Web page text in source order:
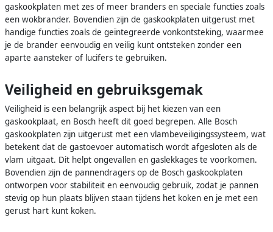
gaskookplaten met zes of meer branders en speciale functies zoals
een wokbrander. Bovendien zijn de gaskookplaten uitgerust met
handige functies zoals de geïntegreerde vonkontsteking, waarmee
je de brander eenvoudig en veilig kunt ontsteken zonder een
aparte aansteker of lucifers te gebruiken.
Veiligheid en gebruiksgemak
Veiligheid is een belangrijk aspect bij het kiezen van een
gaskookplaat, en Bosch heeft dit goed begrepen. Alle Bosch
gaskookplaten zijn uitgerust met een vlambeveiligingssysteem, wat
betekent dat de gastoevoer automatisch wordt afgesloten als de
vlam uitgaat. Dit helpt ongevallen en gaslekkages te voorkomen.
Bovendien zijn de pannendragers op de Bosch gaskookplaten
ontworpen voor stabiliteit en eenvoudig gebruik, zodat je pannen
stevig op hun plaats blijven staan tijdens het koken en je met een
gerust hart kunt koken.